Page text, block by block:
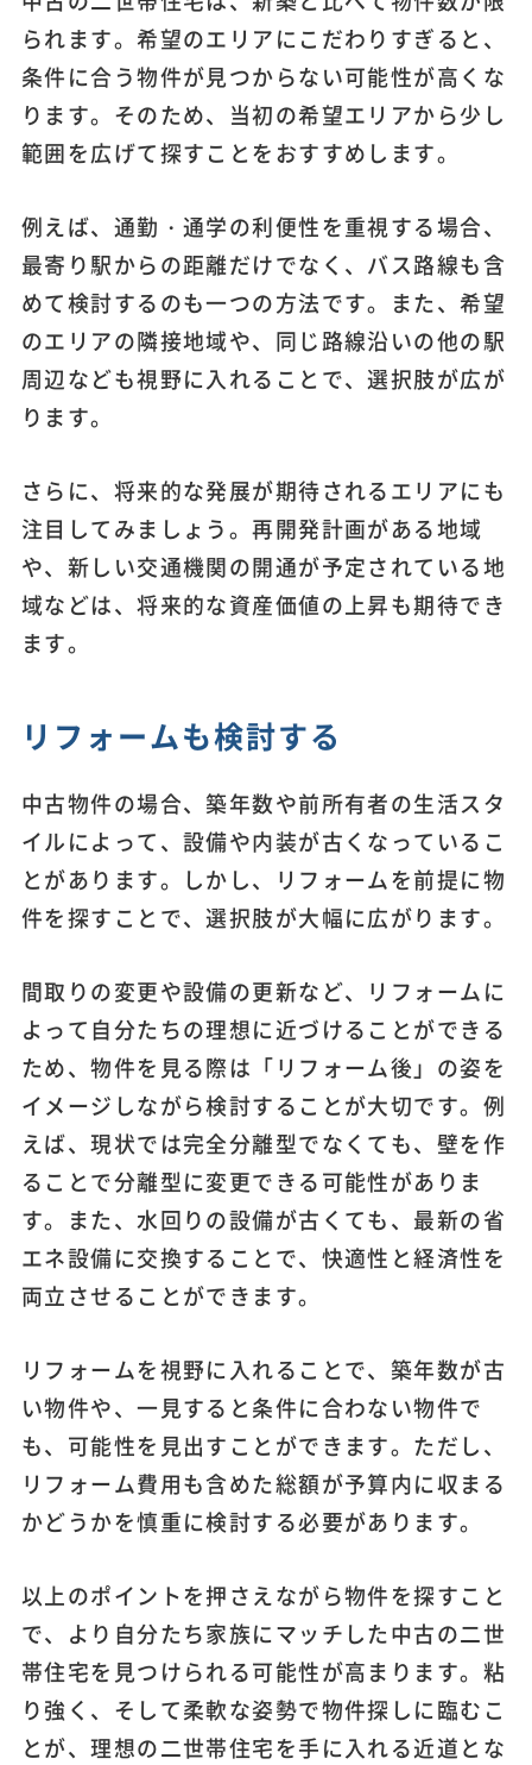
られます。希望のエリアにこだわりすぎると、
条件に合う物件が見つからない可能性が高くな
ります。そのため、当初の希望エリアから少し
範囲を広げて探すことをおすすめします。
例えば、通勤・通学の利便性を重視する場合、
最寄り駅からの距離だけでなく、バス路線も含
めて検討するのも一つの方法です。また、希望
のエリアの隣接地域や、同じ路線沿いの他の駅
周辺なども視野に入れることで、選択肢が広が
ります。
さらに、将来的な発展が期待されるエリアにも
注目してみましょう。再開発計画がある地域
や、新しい交通機関の開通が予定されている地
域などは、将来的な資産価値の上昇も期待でき
ます。
リフォームも検討する
中古物件の場合、築年数や前所有者の生活スタ
イルによって、設備や内装が古くなっているこ
とがあります。しかし、リフォームを前提に物
件を探すことで、選択肢が大幅に広がります。
間取りの変更や設備の更新など、リフォームに
よって自分たちの理想に近づけることができる
ため、物件を見る際は「リフォーム後」の姿を
イメージしながら検討することが大切です。例
えば、現状では完全分離型でなくても、壁を作
ることで分離型に変更できる可能性がありま
す。また、水回りの設備が古くても、最新の省
エネ設備に交換することで、快適性と経済性を
両立させることができます。
リフォームを視野に入れることで、築年数が古
い物件や、一見すると条件に合わない物件で
も、可能性を見出すことができます。ただし、
リフォーム費用も含めた総額が予算内に収まる
かどうかを慎重に検討する必要があります。
以上のポイントを押さえながら物件を探すこと
で、より自分たち家族にマッチした中古の二世
帯住宅を見つけられる可能性が高まります。粘
り強く、そして柔軟な姿勢で物件探しに臨むこ
とが、理想の二世帯住宅を手に入れる近道とな